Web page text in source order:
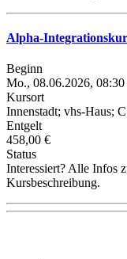
Alpha-
Beginn
Mo., 08.06.2026,
Kursort
Innenstadt; vhs-Haus;
Entgelt
458,00 €
Status
Interessiert? Alle Infos
Kursbeschreibung.